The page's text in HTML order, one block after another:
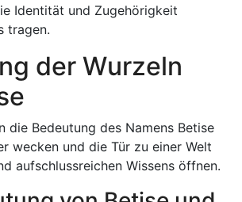
Identität und Zugehörigkeit
tragen.
der Wurzeln
die Bedeutung des Namens Betise
wecken und die Tür zu einer Welt
aufschlussreichen Wissens öffnen.